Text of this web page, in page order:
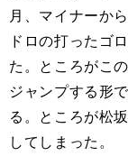
月、マイナーか
ドロの打ったゴ
た。ところがこ
ジャンプする形
る。ところが松
してしまった。